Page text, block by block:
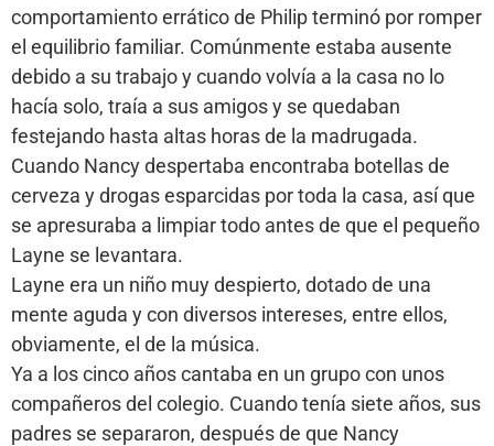
comportamiento errático de Philip terminó por romper
el equilibrio familiar. Comúnmente estaba ausente
debido a su trabajo y cuando volvía a la casa no lo
hacía solo, traía a sus amigos y se quedaban
festejando hasta altas horas de la madrugada.
Cuando Nancy despertaba encontraba botellas de
cerveza y drogas esparcidas por toda la casa, así que
se apresuraba a limpiar todo antes de que el pequeño
Layne se levantara.
Layne era un niño muy despierto, dotado de una
mente aguda y con diversos intereses, entre ellos,
obviamente, el de la música.
Ya a los cinco años cantaba en un grupo con unos
compañeros del colegio. Cuando tenía siete años, sus
padres se separaron, después de que Nancy